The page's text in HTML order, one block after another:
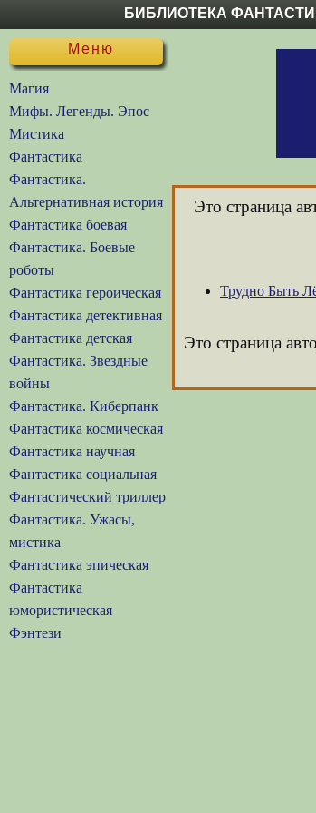
БИБЛИОТЕКА
Меню
Магия
Мифы. Легенды. Эпос
Мистика
Фантастика
Фантастика.
Альтернативная история
Фантастика боевая
Фантастика. Боевые
роботы
Фантастика героическая
Фантастика детективная
Фантастика детская
Фантастика. Звездные
войны
Фантастика. Киберпанк
Фантастика космическая
Фантастика научная
Фантастика социальная
Фантастический триллер
Фантастика. Ужасы,
мистика
Фантастика эпическая
Фантастика
юмористическая
Фэнтези
Это страница
Трудно Быть
Это страница